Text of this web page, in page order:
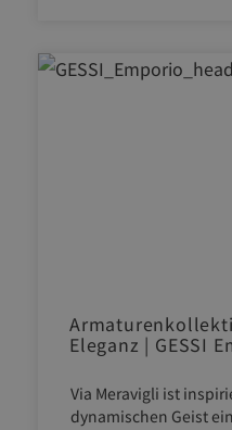
Eleganz | GESSI
Via Meravigli ist
dynamischen Geist